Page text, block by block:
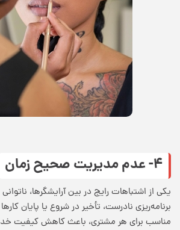
۴- عدم مدیریت صحیح زمان
یکی از اشتباهات رایج در بین آرایشگرها،
برنامه‌ریزی نادرست، تأخیر در شروع یا پایان
مناسب برای هر مشتری، باعث کاهش کیفیت